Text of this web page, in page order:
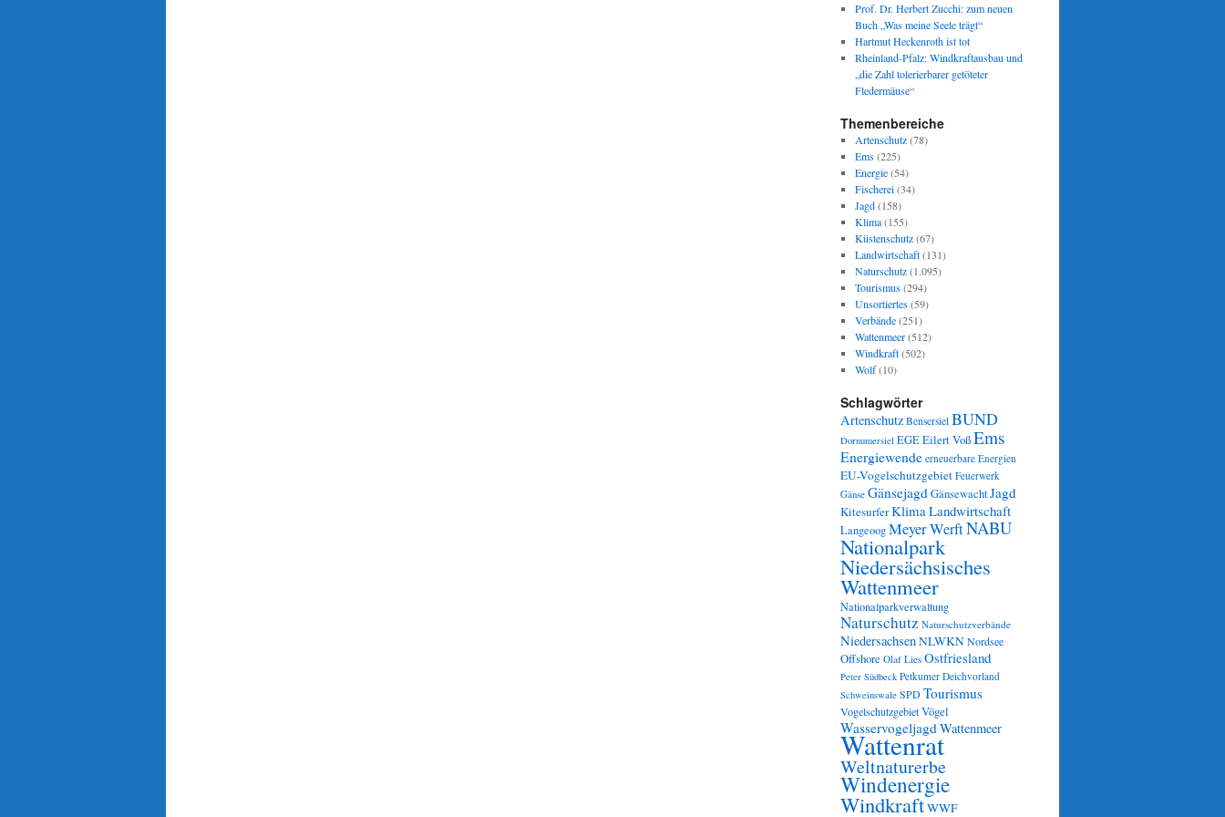
Prof. Dr. Herbert Zucchi: zum neuen
Buch „Was meine Seele trägt“
Hartmut Heckenroth ist tot
Rheinland-Pfalz: Windkraftausbau und
„die Zahl tolerierbarer getöteter
Fledermäuse“
Themenbereiche
Artenschutz(78)
Ems(225)
Energie(54)
Fischerei(34)
Jagd(158)
Klima(155)
Küstenschutz(67)
Landwirtschaft(131)
Naturschutz(1.095)
Tourismus(294)
Unsortiertes(59)
Verbände(251)
Wattenmeer(512)
Windkraft(502)
Wolf(10)
Schlagwörter
Artenschutz Bensersiel BUND
Dornumersiel EGEEilert VoßEms
Energiewende erneuerbare Energien
EU-Vogelschutzgebiet Feuerwerk
Gänse GänsejagdGänsewachtJagd
KitesurferKlimaLandwirtschaft
LangeoogMeyer WerftNABU
Nationalpark
Niedersächsisches
Wattenmeer
Nationalparkverwaltung
Naturschutz Naturschutzverbände
NiedersachsenNLWKNNordsee
Offshore Olaf Lies Ostfriesland
Peter Südbeck Petkumer Deichvorland
Schweinswale SPDTourismus
VogelschutzgebietVögel
WasservogeljagdWattenmeer
Wattenrat
Weltnaturerbe
Windenergie
WindkraftWWF